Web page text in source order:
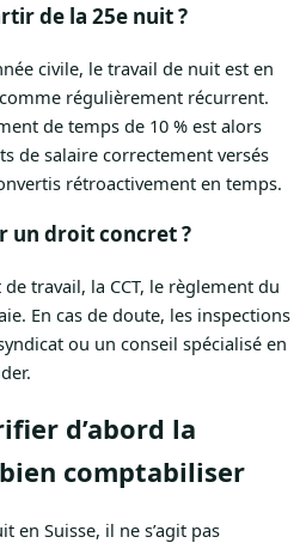
de la 25e nuit ?
civile, le travail de nuit est en
régulièrement récurrent.
de temps de 10 % est alors
de salaire correctement versés
rétroactivement en temps.
un droit concret ?
travail, la CCT, le règlement du
En cas de doute, les inspections
ou un conseil spécialisé en
d’abord la
comptabiliser
en Suisse, il ne s’agit pas